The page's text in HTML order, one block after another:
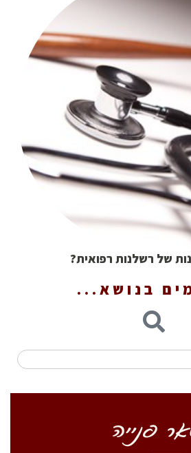
של רשלנות רפואית?
בנושא...